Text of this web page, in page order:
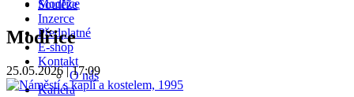
Soutěže
Inzerce
Předplatné
E-shop
Kontakt
O nás
Kariéra
Modřice
Modřice
25.05.2026 | 17:09